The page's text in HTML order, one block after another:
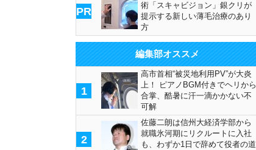
PR
術「スキャビジョン」銀クリが
提示する新しい薄毛治療のあり
方
編集部オススメ
1
高市首相“被災地利用PV”が大炎
上！ ピアノBGM付きでヘリから
合掌、酷暑に汗一滴かかない不
可解
2
佐藤二朗は信州大経済学部から
就職氷河期にリクルートに入社
も、わずか1日で辞めて役者の道